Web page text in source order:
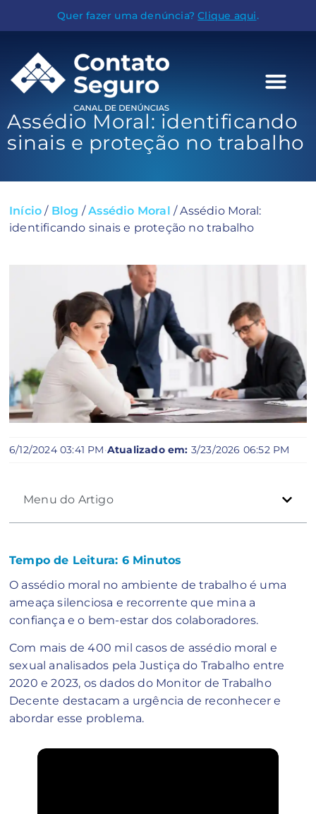
Quer fazer uma denúncia?Clique aqui.
Assédio Moral: identificando
sinais e proteção no trabalho
Início / Blog /Assédio Moral /Assédio Moral:
identificando sinais e proteção no trabalho
6/12/2024 03:41 PM·Atualizado em: 3/23/2026 06:52 PM
Menu do Artigo
Tempo de Leitura: 6 Minutos
O assédio moral no ambiente de trabalho é uma
ameaça silenciosa e recorrente que mina a
confiança e o bem-estar dos colaboradores.
Com mais de 400 mil casos de assédio moral e
sexual analisados pela Justiça do Trabalho entre
2020 e 2023, os dados do Monitor de Trabalho
Decente destacam a urgência de reconhecer e
abordar esse problema.